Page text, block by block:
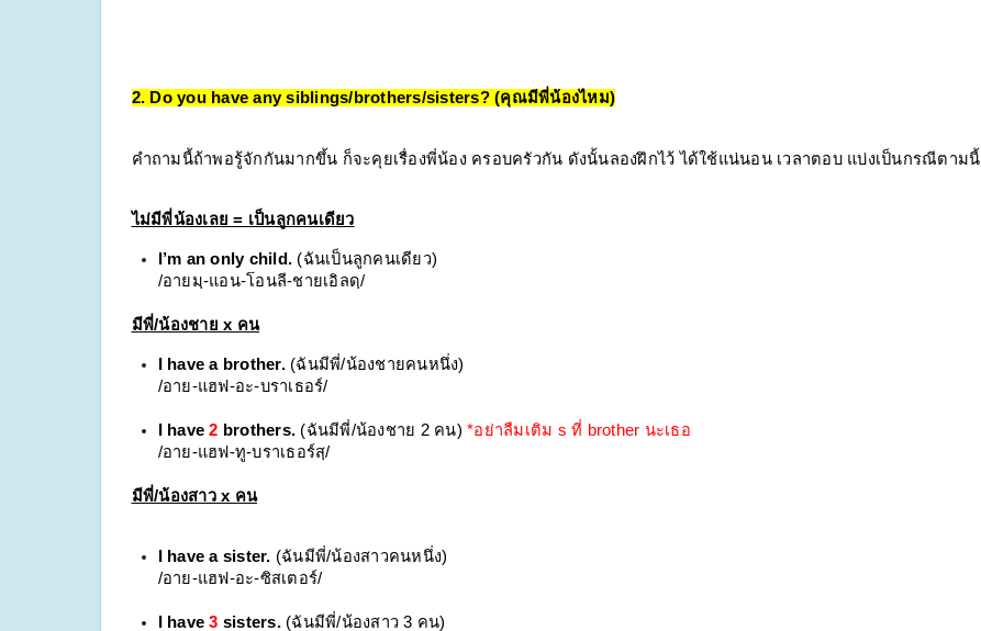
2. Do you have any siblings/brothers/sisters? (คุณมีพี่น้องไหม)
คำถามนี้ถ้าพอรู้จักกันมากขึ้น ก็จะคุยเรื่องพี่น้อง ครอบครัวกัน ดังนั้นลองฝึกไว้ ได้ใช้แน่นอน เวลาตอบ แบ่งเป็นกรณีตามนี้
ไม่มีพี่น้องเลย = เป็นลูกคนเดียว
I’m an only child. (ฉันเป็นลูกคนเดียว)
/อายมฺ-แอน-โอนลี-ชายเอิลดฺ/
มีพี่/น้องชาย x คน
I have a brother. (ฉันมีพี่/น้องชายคนหนึ่ง)
/อาย-แฮฟ-อะ-บราเธอร์/
I have 2 brothers. (ฉันมีพี่/น้องชาย 2 คน) *อย่าลืมเติม s ที่ brother นะเธอ
/อาย-แฮฟ-ทู-บราเธอร์สฺ/
มีพี่/น้องสาว x คน
I have a sister. (ฉันมีพี่/น้องสาวคนหนึ่ง)
/อาย-แฮฟ-อะ-ซิสเตอร์/
I have 3 sisters. (ฉันมีพี่/น้องสาว 3 คน)